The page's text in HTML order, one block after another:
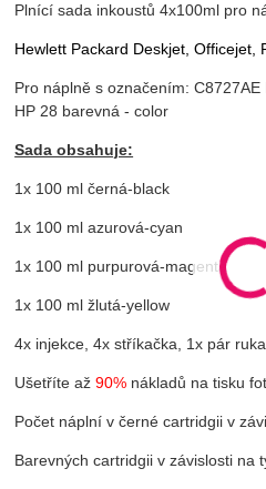
Plnící sada inkoustů 4x100ml pro
Hewlett Packard Deskjet, Officejet,
Pro náplně s označením:C8727AE
HP 28 barevná - color
Sada obsahuje:
1x 100 ml černá-black
1x 100 ml azurová-cyan
1x 100 ml purpurová-magenta
1x 100 ml žlutá-yellow
4x injekce, 4x stříkačka, 1x pár
Ušetříte až90% nákladů na tisku
Počet náplní v černé cartridgii v
Barevných cartridgii v závislosti na